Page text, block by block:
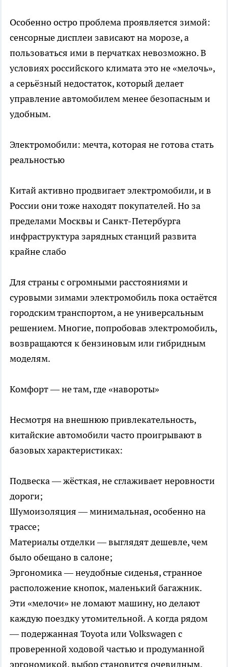
Особенно остро проблема проявляется зимой:
сенсорные дисплеи зависают на морозе, а
пользоваться ими в перчатках невозможно. В
условиях российского климата это не «мелочь»,
а серьёзный недостаток, который делает
управление автомобилем менее безопасным и
удобным.
Электромобили: мечта, которая не готова стать
реальностью
Китай активно продвигает электромобили, и в
России они тоже находят покупателей. Но за
пределами Москвы и Санкт-Петербурга
инфраструктура зарядных станций развита
крайне слабо
Для страны с огромными расстояниями и
суровыми зимами электромобиль пока остаётся
городским транспортом, а не универсальным
решением. Многие, попробовав электромобиль,
возвращаются к бензиновым или гибридным
моделям.
Комфорт — не там, где «навороты»
Несмотря на внешнюю привлекательность,
китайские автомобили часто проигрывают в
базовых характеристиках:
Подвеска — жёсткая, не сглаживает неровности
дороги;
Шумоизоляция — минимальная, особенно на
трассе;
Материалы отделки — выглядят дешевле, чем
было обещано в салоне;
Эргономика — неудобные сиденья, странное
расположение кнопок, маленький багажник.
Эти «мелочи» не ломают машину, но делают
каждую поездку утомительной. А когда рядом
— подержанная Toyota или Volkswagen с
проверенной ходовой частью и продуманной
эргономикой, выбор становится очевидным.